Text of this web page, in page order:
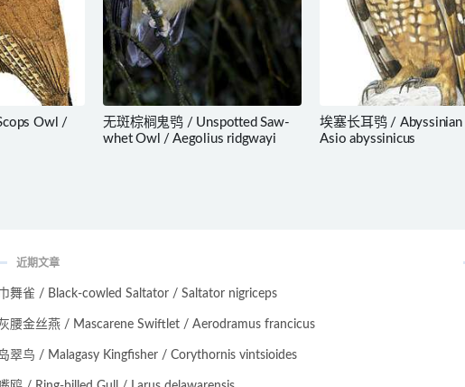
Owl /
无斑棕榈鬼鸮 / Unspotted Saw-
whet Owl / Aegolius ridgwayi
埃塞长耳鸮 /
Asio abyssinicus
近期文章
舞雀 / Black-cowled Saltator / Saltator nigriceps
腰金丝燕 / Mascarene Swiftlet / Aerodramus francicus
翠鸟 / Malagasy Kingfisher / Corythornis vintsioides